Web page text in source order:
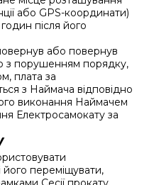
або GPS-координати)
після його
або повернув
з порушенням порядку,
плата за
з Наймача відповідно
виконання Наймачем
Електросамокату за
його переміщувати,